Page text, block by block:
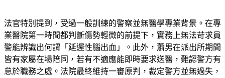
法官特別提到，受過一般訓練的警察並無醫學專業背景。在專
業醫院第一時間都判斷傷勢輕微的前提下，實務上無法苛求員
警能辨識出何謂「延遲性腦出血」。此外，蕭男在派出所期間
皆有家屬在場陪同，若有不適應能即時要求送醫，難認警方有
怠於職務之處。法院最終維持一審原判，裁定警方並無過失，